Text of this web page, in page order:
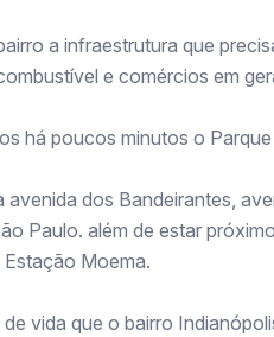
a infraestrutura que
e comércios em
há poucos minutos o
dos Bandeirantes,
Paulo. além de estar
Moema.
vida que o bairro